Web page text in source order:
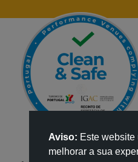
Aviso: Este
melhorar a sua